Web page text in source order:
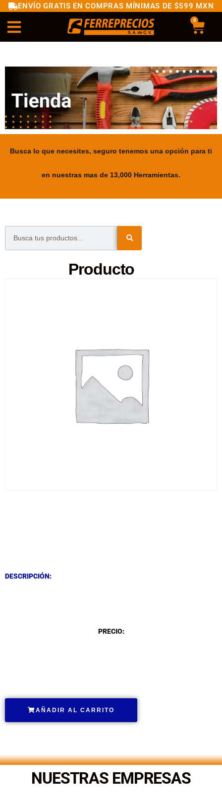
ENVÍO GRATIS EN COMPRAS MÍNIMAS DE $599 MXN
0
Busca lo que necesites, seguro tenemos una opción para ti
en nuestras mas de 13,000 Herramientas.
Producto
DESCRIPCIÓN:
PRECIO:
AÑADIR AL CARRITO
NUESTRAS EMPRESAS